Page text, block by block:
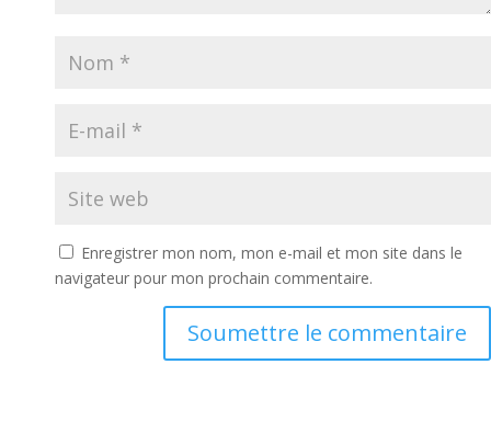
Enregistrer mon nom, mon e-mail et mon site dans le
navigateur pour mon prochain commentaire.
Soumettre le commentaire